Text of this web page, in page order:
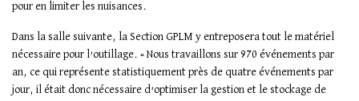
pour en limiter les nuisances.
Dans la salle suivante, la Section GPLM y entreposera tout le matériel
nécessaire pour l’outillage. « Nous travaillons sur 970 événements par
an, ce qui représente statistiquement près de quatre événements par
jour, il était donc nécessaire d’optimiser la gestion et le stockage de